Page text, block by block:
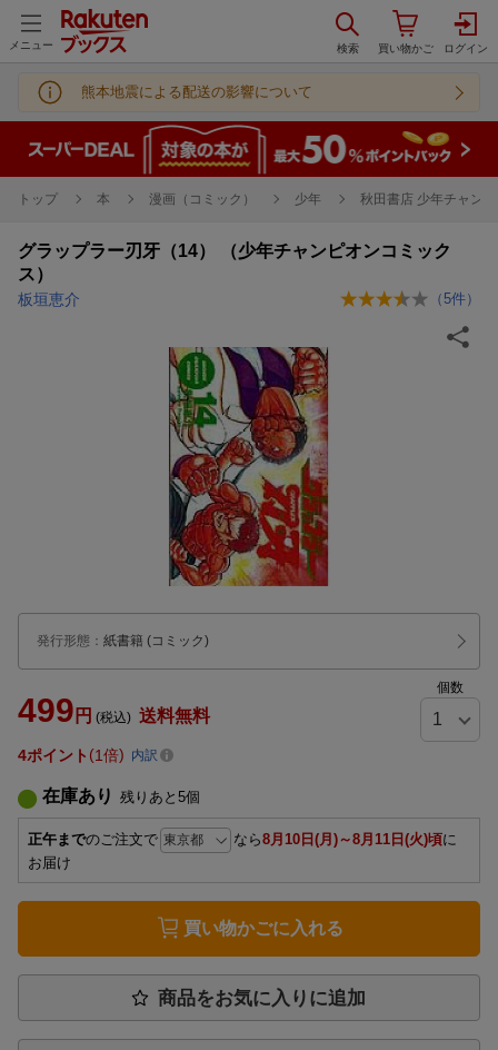
メニュー
熊本地震による配送の影響について
トップ 本 漫画（コミック） 少年 秋田書店 少年チャン
グラップラー刃牙（14） （少年チャンピオンコミック
ス）
板垣恵介 （5件）
発行形態 ： 紙書籍 (コミック)
499 円 (税込) 送料無料
個数
4ポイント 1倍 内訳
在庫あり 残りあと 5個
正午までのご注文で なら8月10日(月)～8月11日(火)頃に
お届け
買い物かごに入れる
商品をお気に入りに追加